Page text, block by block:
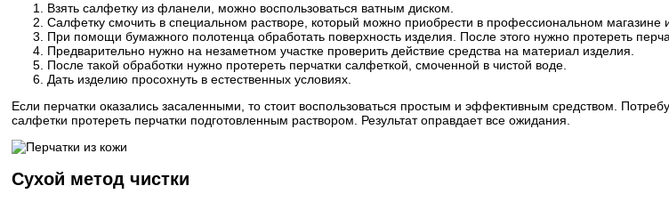
Взять салфетку из фланели, можно воспользоваться ватным диском.
Салфетку смочить в специальном растворе, который можно приобрести в профессиональном магазине
При помощи бумажного полотенца обработать поверхность изделия. После этого нужно протереть
Предварительно нужно на незаметном участке проверить действие средства на материал изделия.
После такой обработки нужно протереть перчатки салфеткой, смоченной в чистой воде.
Дать изделию просохнуть в естественных условиях.
Если перчатки оказались засаленными, то стоит воспользоваться простым и эффективным средством.
салфетки протереть перчатки подготовленным раствором. Результат оправдает все ожидания.
Сухой метод чистки